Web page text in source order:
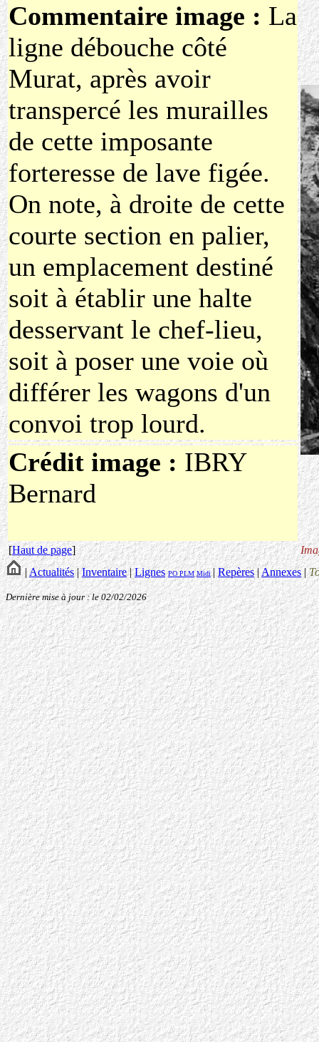
Commentaire image : La
ligne débouche côté
Murat, après avoir
transpercé les murailles
de cette imposante
forteresse de lave figée.
On note, à droite de cette
courte section en palier,
un emplacement destiné
soit à établir une halte
desservant le chef-lieu,
soit à poser une voie où
différer les wagons d'un
convoi trop lourd.
Crédit image : IBRY
Bernard
[Haut de page]
|Actualités|Inventaire|Lignes POPLM Midi |Repères|Annexes|
Dernière mise à jour : le 02/02/2026